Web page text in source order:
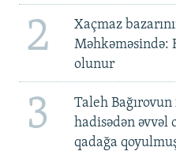
2
Xaçmaz
Məhkəməsində:
olunur
3
Taleh
hadisədən əvvəl
qadağa